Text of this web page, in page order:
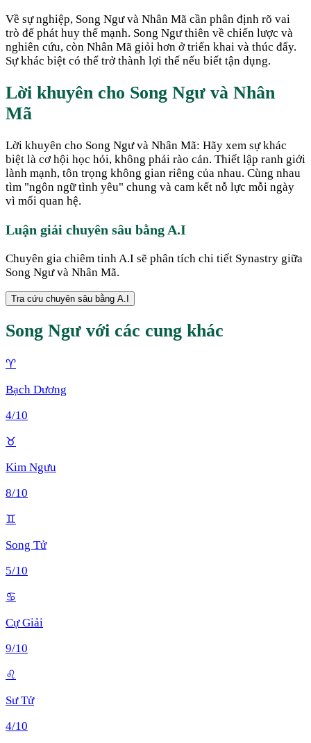
Về sự nghiệp, Song Ngư và Nhân Mã cần phân định rõ vai
trò để phát huy thế mạnh. Song Ngư thiên về chiến lược và
nghiên cứu, còn Nhân Mã giỏi hơn ở triển khai và thúc đẩy.
Sự khác biệt có thể trở thành lợi thế nếu biết tận dụng.
Lời khuyên cho Song Ngư và Nhân
Mã
Lời khuyên cho Song Ngư và Nhân Mã: Hãy xem sự khác
biệt là cơ hội học hỏi, không phải rào cản. Thiết lập ranh giới
lành mạnh, tôn trọng không gian riêng của nhau. Cùng nhau
tìm "ngôn ngữ tình yêu" chung và cam kết nỗ lực mỗi ngày
vì mối quan hệ.
Luận giải chuyên sâu bằng A.I
Chuyên gia chiêm tinh A.I sẽ phân tích chi tiết Synastry giữa
Song Ngưvà Nhân Mã.
Tra cứu chuyên sâu bằng A.I
Song Ngư với các cung khác
♈
Bạch Dương
4/10
♉
Kim Ngưu
8/10
♊
Song Tử
5/10
♋
Cự Giải
9/10
♌
Sư Tử
4/10